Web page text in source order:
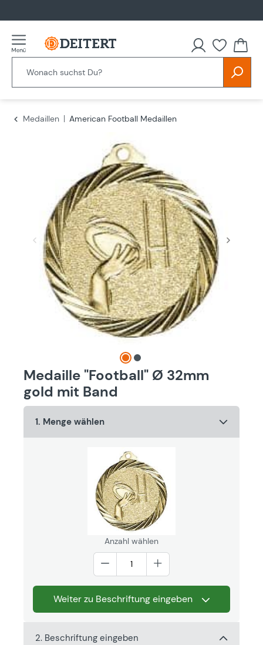
Du
Medaillen American Football Medaillen
Medaille "Football" Ø 32mm
gold mit Band
1. Menge wählen
Anzahl wählen
Weiter zu Beschriftung eingeben
2. Beschriftung eingeben